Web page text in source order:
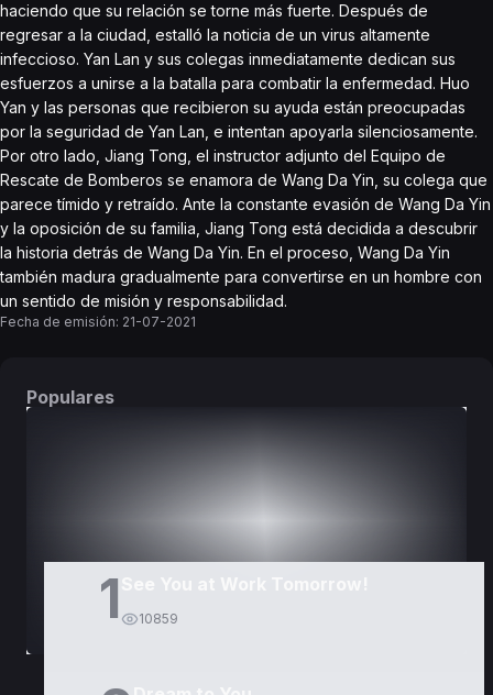
haciendo que su relación se torne más fuerte. Después de
regresar a la ciudad, estalló la noticia de un virus altamente
infeccioso. Yan Lan y sus colegas inmediatamente dedican sus
esfuerzos a unirse a la batalla para combatir la enfermedad. Huo
Yan y las personas que recibieron su ayuda están preocupadas
por la seguridad de Yan Lan, e intentan apoyarla silenciosamente.
Por otro lado, Jiang Tong, el instructor adjunto del Equipo de
Rescate de Bomberos se enamora de Wang Da Yin, su colega que
parece tímido y retraído. Ante la constante evasión de Wang Da Yin
y la oposición de su familia, Jiang Tong está decidida a descubrir
la historia detrás de Wang Da Yin. En el proceso, Wang Da Yin
también madura gradualmente para convertirse en un hombre con
un sentido de misión y responsabilidad.
Fecha de emisión: 21-07-2021
Populares
1 10859